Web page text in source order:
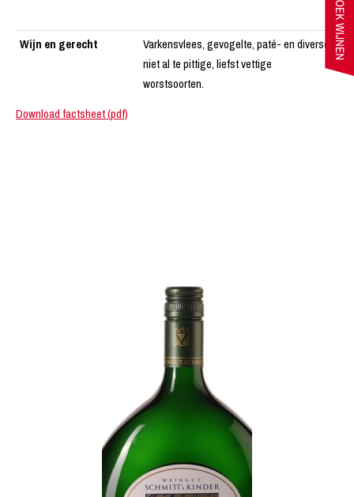
Wijn en gerecht
Varkensvlees, gevogelte, paté- en diverse
niet al te pittige, liefst vettige
worstsoorten.
Download factsheet (pdf)